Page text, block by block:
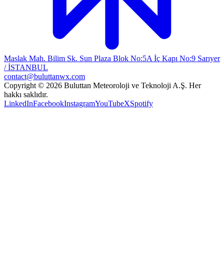
Maslak Mah. Bilim Sk. Sun Plaza Blok No:5A İç Kapı No:9 Sarıyer
/ İSTANBUL
contact@buluttanwx.com
Copyright © 2026 Buluttan Meteoroloji ve Teknoloji A.Ş. Her
hakkı saklıdır.
LinkedInFacebookInstagramYouTubeXSpotify